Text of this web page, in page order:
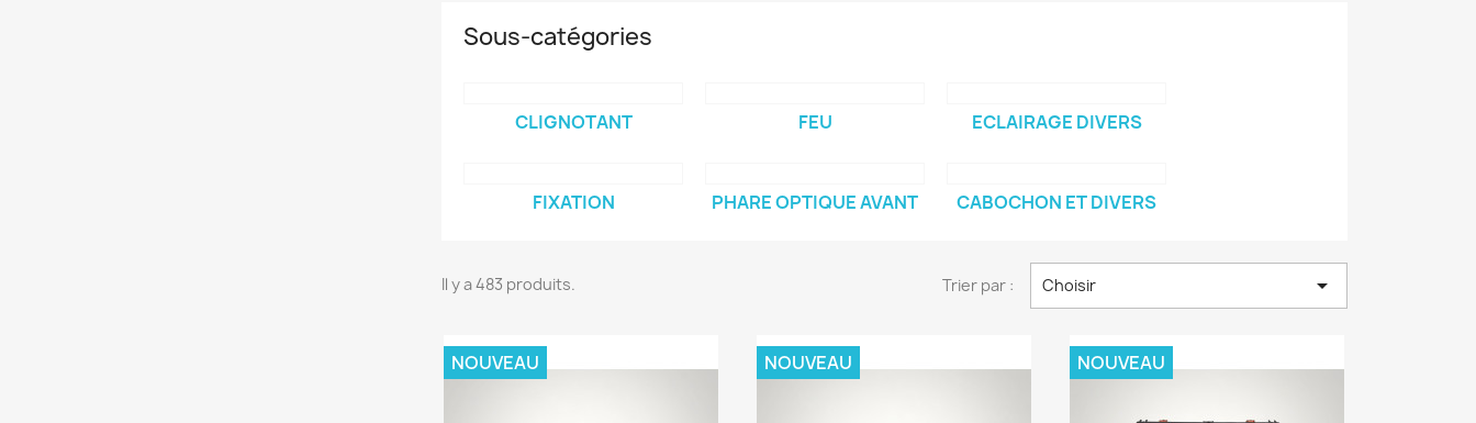
Sous-catégories
CLIGNOTANT FEU ECLAIRAGE DIVERS
FIXATION PHARE OPTIQUE AVANT CABOCHON ET DIVERS
Il y a 483 produits. Trier par : Choisir 
NOUVEAU NOUVEAU NOUVEAU